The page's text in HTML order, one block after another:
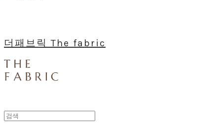
더패브릭 The fabric